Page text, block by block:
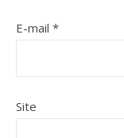
E-mail *
Site